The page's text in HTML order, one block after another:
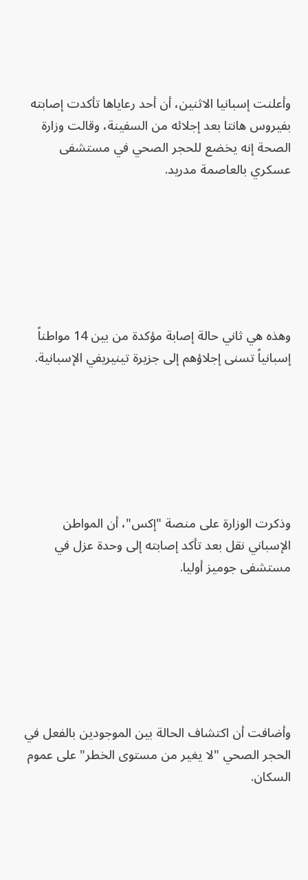
وأعلنت إسبانيا الاثنين، أن أحد رعاياها تأكدت إصابته
بفيروس هانتا بعد إجلائه من السفينة، وقالت وزارة
الصحة إنه يخضع للحجر الصحي في مستشفى
عسكري بالعاصمة مدريد.
وهذه هي ثاني حالة إصابة مؤكدة من بين 14 مواطناً
إسبانياً تسنى إجلاؤهم إلى جزيرة تينيريفي الإسبانية.
وذكرت الوزارة على منصة "إكس"، أن المواطن
الإسباني نقل بعد تأكد إصابته إلى وحدة عزل في
مستشفى جوميز أوليا.
وأضافت أن اكتشاف الحالة بين الموجودين بالفعل في
الحجر الصحي "لا يغير من مستوى الخطر" على عموم
السكان.